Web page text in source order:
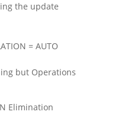
the update
= AUTO
but Operations
Elimination